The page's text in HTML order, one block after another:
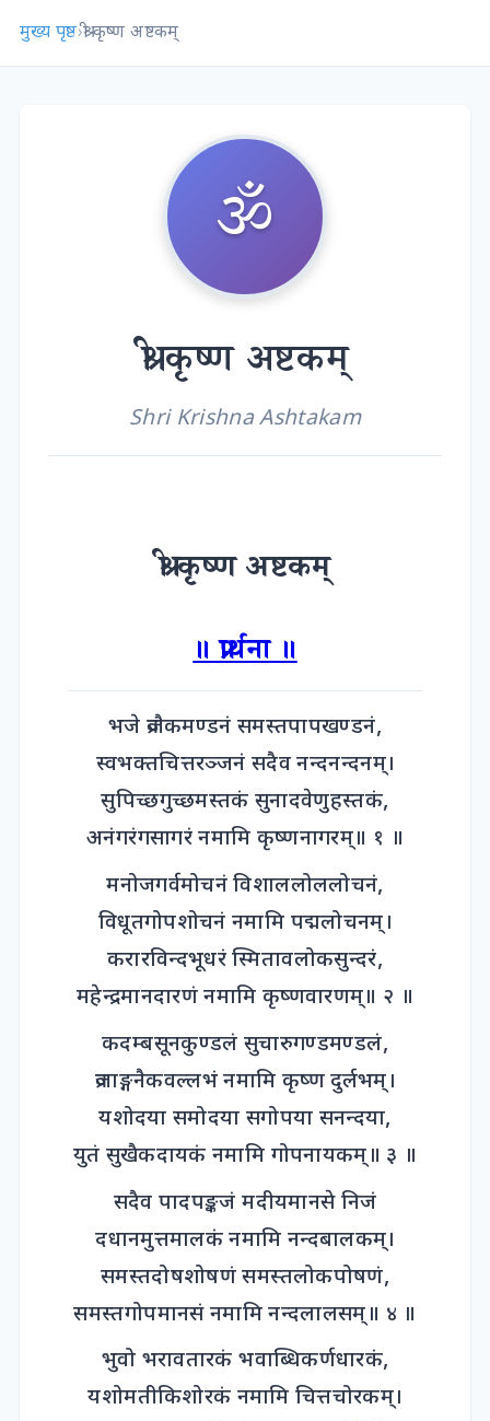
मुख्य पृष्ठ›श्री कृष्ण अष्टकम्
🕉️
श्री कृष्ण अष्टकम्
Shri Krishna Ashtakam
श्री कृष्ण अष्टकम्
॥ प्रार्थना ॥
भजे व्रजैकमण्डनं समस्तपापखण्डनं,
स्वभक्तचित्तरञ्जनं सदैव नन्दनन्दनम्।
सुपिच्छगुच्छमस्तकं सुनादवेणुहस्तकं,
अनंगरंगसागरं नमामि कृष्णनागरम्॥ १ ॥
मनोजगर्वमोचनं विशाललोललोचनं,
विधूतगोपशोचनं नमामि पद्मलोचनम्।
करारविन्दभूधरं स्मितावलोकसुन्दरं,
महेन्द्रमानदारणं नमामि कृष्णवारणम्॥ २ ॥
कदम्बसूनकुण्डलं सुचारुगण्डमण्डलं,
व्रजाङ्गनैकवल्लभं नमामि कृष्ण दुर्लभम्।
यशोदया समोदया सगोपया सनन्दया,
युतं सुखैकदायकं नमामि गोपनायकम्॥ ३ ॥
सदैव पादपङ्कजं मदीयमानसे निजं
दधानमुत्तमालकं नमामि नन्दबालकम्।
समस्तदोषशोषणं समस्तलोकपोषणं,
समस्तगोपमानसं नमामि नन्दलालसम्॥ ४ ॥
भुवो भरावतारकं भवाब्धिकर्णधारकं,
यशोमतीकिशोरकं नमामि चित्तचोरकम्।